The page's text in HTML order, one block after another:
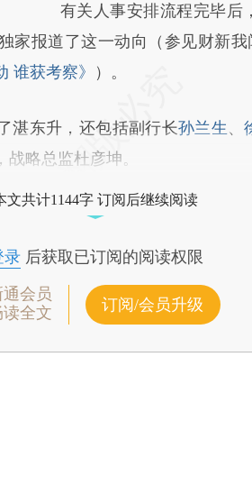
有关人事安排流程完毕后
家报道了这一动向（参见财新
谁获考察》
）。
东升，还包括副行长孙兰生、
战略总监杜彦坤。
文共计1144字 订阅后继续阅读
录后获取已订阅的阅读权限
会员
全文
订阅/会员升级